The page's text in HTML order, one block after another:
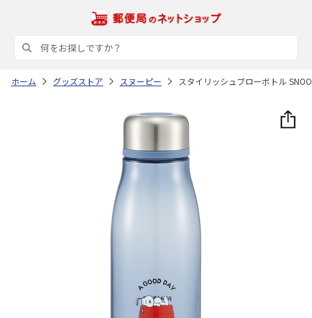
ホーム グッズストア スヌーピー スタイリッシュブローボトル